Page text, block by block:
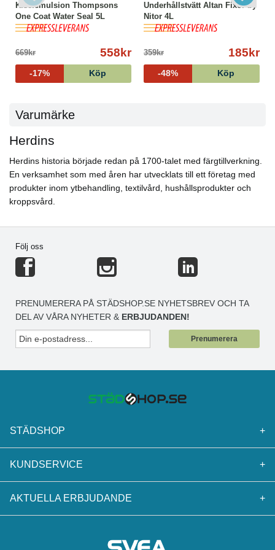
● Äkta Bets förpackas i påse och ger ¼ – 1 liter färdig
betslösning, beroende på kulör.
Torktid
● 6-8 timmar i 20 grader.
Kiselemulsion Thompsons
One Coat Water Seal 5L
669kr 558kr
-17% Köp
Underhållstvätt Altan Fixor by
Nitor 4L
359kr 185kr
-48% Köp
Varumärke
Herdins
Herdins historia började redan på 1700-talet med färgtillverkning.
En verksamhet som med åren har utvecklats till ett företag med
produkter inom ytbehandling, textilvård, hushållsprodukter och
kroppsvård.
Följ oss
PRENUMERERA PÅ STÄDSHOP.SE NYHETSBREV OCH TA
DEL AV VÅRA NYHETER & ERBJUDANDEN!
Prenumerera
STÄDSHOP +
KUNDSERVICE +
AKTUELLA ERBJUDANDE +